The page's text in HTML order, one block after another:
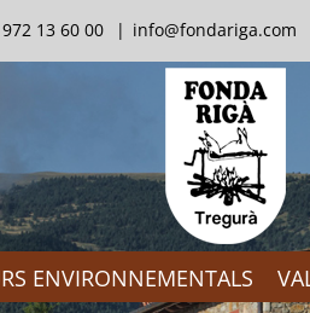
972 13 60 00 | info@fondariga.com
ENVIRONNEMENTALS